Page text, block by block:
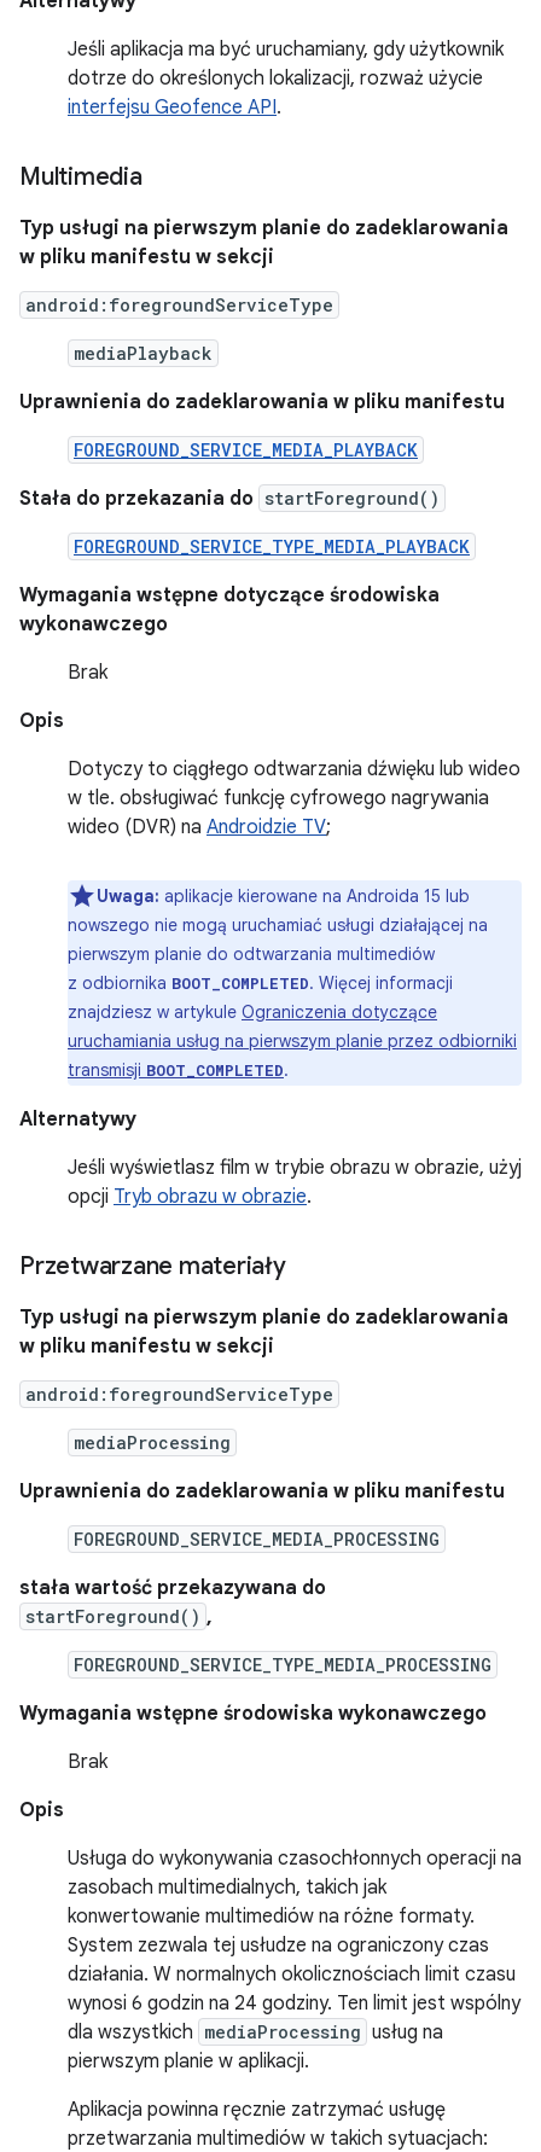
Jeśli aplikacja ma być uruchamiany, gdy użytkownik
dotrze do określonych lokalizacji, rozważ użycie
interfejsu Geofence API.
Multimedia
Typ usługi na pierwszym planie do zadeklarowania
w pliku manifestu w sekcji
android:foregroundServiceType
mediaPlayback
Uprawnienia do zadeklarowania w pliku manifestu
FOREGROUND_SERVICE_MEDIA_PLAYBACK
Stała do przekazania do startForeground()
FOREGROUND_SERVICE_TYPE_MEDIA_PLAYBACK
Wymagania wstępne dotyczące środowiska
wykonawczego
Brak
Opis
Dotyczy to ciągłego odtwarzania dźwięku lub wideo
w tle. obsługiwać funkcję cyfrowego nagrywania
wideo (DVR) na Androidzie TV;
Uwaga: aplikacje kierowane na Androida 15 lub
nowszego nie mogą uruchamiać usługi działającej na
pierwszym planie do odtwarzania multimediów
z odbiornika BOOT_COMPLETED. Więcej informacji
znajdziesz w artykule Ograniczenia dotyczące
uruchamiania usług na pierwszym planie przez odbiorniki
transmisji BOOT_COMPLETED.
Alternatywy
Jeśli wyświetlasz film w trybie obrazu w obrazie, użyj
opcji Tryb obrazu w obrazie.
Przetwarzane materiały
Typ usługi na pierwszym planie do zadeklarowania
w pliku manifestu w sekcji
android:foregroundServiceType
mediaProcessing
Uprawnienia do zadeklarowania w pliku manifestu
FOREGROUND_SERVICE_MEDIA_PROCESSING
stała wartość przekazywana do
startForeground() ,
FOREGROUND_SERVICE_TYPE_MEDIA_PROCESSING
Wymagania wstępne środowiska wykonawczego
Brak
Opis
Usługa do wykonywania czasochłonnych operacji na
zasobach multimedialnych, takich jak
konwertowanie multimediów na różne formaty.
System zezwala tej usłudze na ograniczony czas
działania. W normalnych okolicznościach limit czasu
wynosi 6 godzin na 24 godziny. Ten limit jest wspólny
dla wszystkich mediaProcessing usług na
pierwszym planie w aplikacji.
Aplikacja powinna ręcznie zatrzymać usługę
przetwarzania multimediów w takich sytuacjach: